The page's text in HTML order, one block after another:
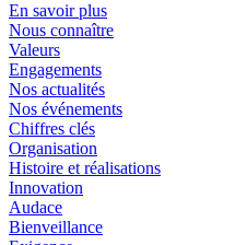
En savoir plus
Nous connaître
Valeurs
Engagements
Nos actualités
Nos événements
Chiffres clés
Organisation
Histoire et réalisations
Innovation
Audace
Bienveillance